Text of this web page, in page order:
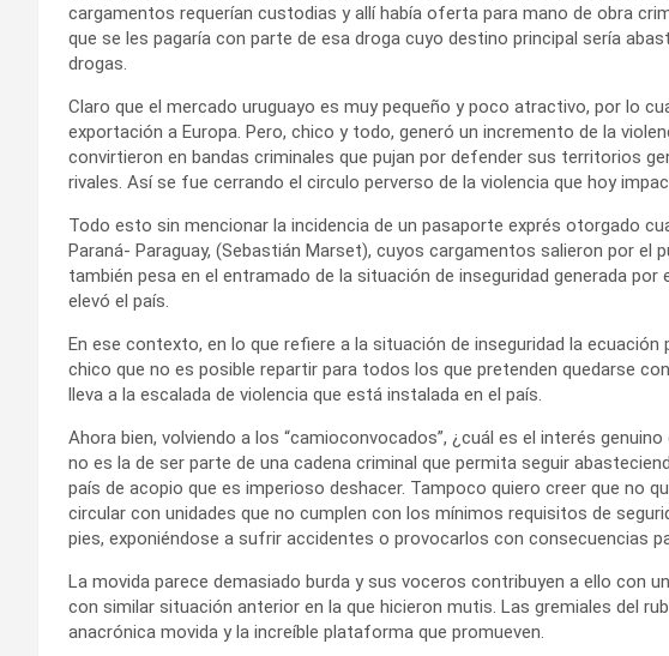
cargamentos requerían custodias y allí había oferta para mano de obra
que se les pagaría con parte de esa droga cuyo destino principal sería
drogas.
Claro que el mercado uruguayo es muy pequeño y poco atractivo, por lo
exportación a Europa. Pero, chico y todo, generó un incremento de la
convirtieron en bandas criminales que pujan por defender sus territorios
rivales. Así se fue cerrando el circulo perverso de la violencia que hoy
Todo esto sin mencionar la incidencia de un pasaporte exprés otorgado
Paraná- Paraguay, (Sebastián Marset), cuyos cargamentos salieron por el
también pesa en el entramado de la situación de inseguridad generada
elevó el país.
En ese contexto, en lo que refiere a la situación de inseguridad la
chico que no es posible repartir para todos los que pretenden quedarse
lleva a la escalada de violencia que está instalada en el país.
Ahora bien, volviendo a los “camioconvocados”, ¿cuál es el interés
no es la de ser parte de una cadena criminal que permita seguir
país de acopio que es imperioso deshacer. Tampoco quiero creer que no
circular con unidades que no cumplen con los mínimos requisitos de
pies, exponiéndose a sufrir accidentes o provocarlos con consecuencias
La movida parece demasiado burda y sus voceros contribuyen a ello con
con similar situación anterior en la que hicieron mutis. Las gremiales del
anacrónica movida y la increíble plataforma que promueven.